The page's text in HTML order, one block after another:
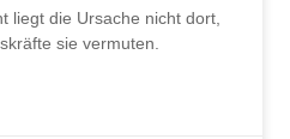
liegt die Ursache nicht dort,
sie vermuten.